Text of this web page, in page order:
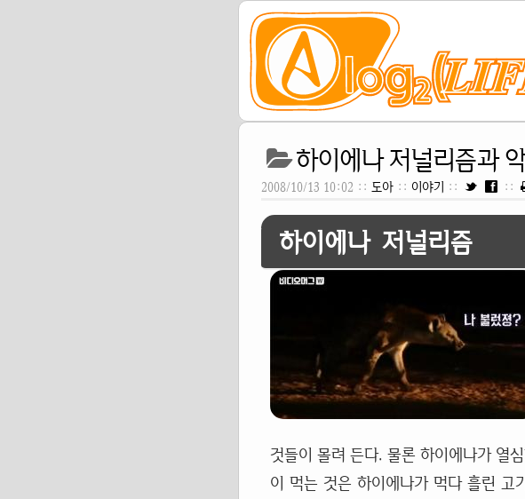
하이에나 저널리즘과
2008/10/13 10:02 :: 도아 :: 이야기 :: ::
하이에나 저널리즘
것들이 몰려 든다. 물론 하이에나가 열
이 먹는 것은 하이에나가 먹다 흘린 고